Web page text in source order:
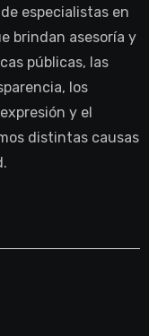
especialistas en
brindan asesoría y
públicas, las
los
y el
distintas causas